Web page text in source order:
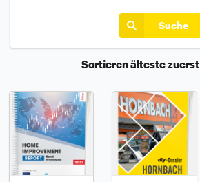
Suche
Sortierenälteste zuerst